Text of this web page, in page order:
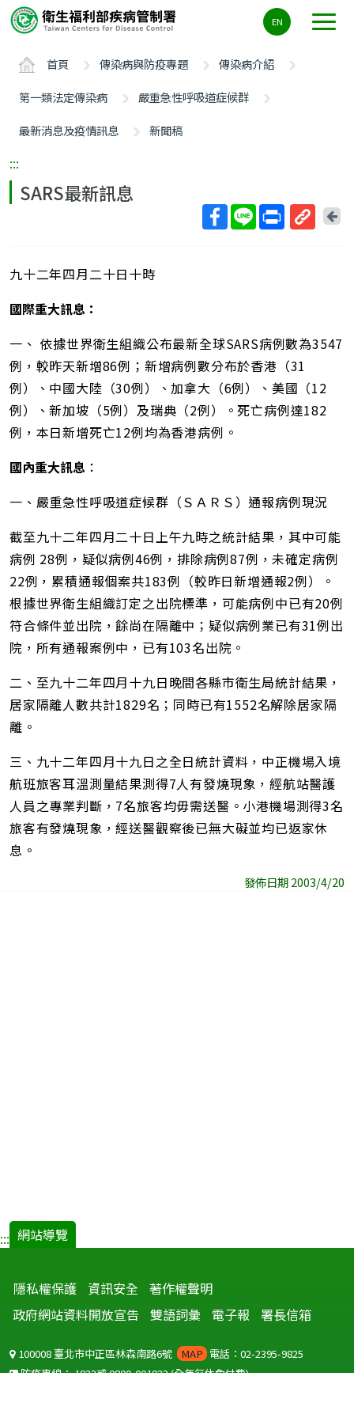
要
ALT+C
EN
首頁 傳染病與防疫專題
傳染病介紹
第一類法定傳染病
嚴重急性呼吸道症候群
最新消息及疫情訊息
新聞稿
:::
SARS最新訊息
回
九十二年四月二十日十時
國際重大訊息：
一、 依據世界衛生組織公布最新全球SARS病例數為3547
例，較昨天新增86例；新增病例數分布於香港（31
例）、中國大陸（30例）、加拿大（6例）、美國（12
例）、新加坡（5例）及瑞典（2例）。死亡病例達182
例，本日新增死亡12例均為香港病例。
國內重大訊息 ：
一、嚴重急性呼吸道症候群（ＳＡＲＳ）通報病例現況
截至九十二年四月二十日上午九時之統計結果，其中可能
病例 28例，疑似病例46例，排除病例87例，未確定病例
22例，累積通報個案共183例（較昨日新增通報2例）。
根據世界衛生組織訂定之出院標準，可能病例中已有20例
符合條件並出院，餘尚在隔離中；疑似病例業已有31例出
院，所有通報案例中，已有103名出院。
二、至九十二年四月十九日晚間各縣市衛生局統計結果，
居家隔離人數共計1829名；同時已有1552名解除居家隔
離。
三、九十二年四月十九日之全日統計資料，中正機場入境
航班旅客耳溫測量結果測得7人有發燒現象，經航站醫護
人員之專業判斷，7名旅客均毋需送醫。小港機場測得3名
旅客有發燒現象，經送醫觀察後已無大礙並均已返家休
息。
發佈日期 2003/4/20
::: 網站導覽
隱私權保護 資訊安全 著作權聲明
政府網站資料開放宣告
雙語詞彙 電子報 署長信箱
100008 臺北市中正區林森南路6號 MAP 電話：02-2395-9825
防疫專線：1922或0800-001922(全年無休免付費)